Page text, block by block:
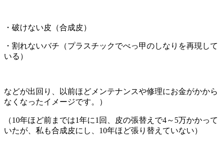
・破けない皮（合成皮）
・割れないバチ（プラスチックでべっ甲のしなりを再現して
いる）
などが出回り、以前ほどメンテナンスや修理にお金がかから
なくなったイメージです。）
（10年ほど前までは1年に1回、皮の張替えで4～5万かかって
いたが、私も合成皮にし、10年ほど張り替えていない）